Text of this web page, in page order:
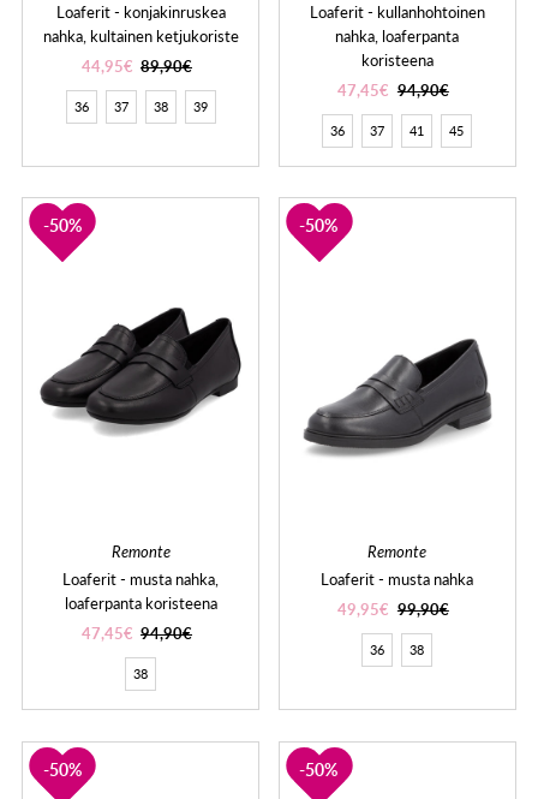
Loaferit - konjakinruskea
nahka, kultainen ketjukoriste
44,95€ 89,90€
36 37 38 39
Loaferit - kullanhohtoinen
nahka, loaferpanta
koristeena
47,45€ 94,90€
36 37 41 45
50%
Remonte
Loaferit - musta nahka,
loaferpanta koristeena
47,45€ 94,90€
38
50%
Remonte
Loaferit - musta nahka
49,95€ 99,90€
36 38
50% 50%